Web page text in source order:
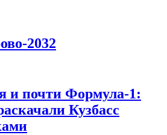
2032
и почти Формула-1:
Кузбасс